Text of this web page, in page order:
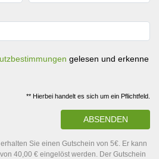
gelesen und erkenne
** Hierbei handelt es sich um ein Pflichtfeld.
ABSENDEN
Sie einen Gutschein von 5€. Er kann
40,00 € eingelöst werden. Der Gutschein